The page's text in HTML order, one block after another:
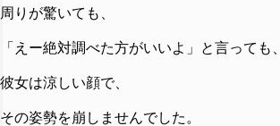
周りが驚いても、
「えー絶対調べた方がいいよ」と言っても、
彼女は涼しい顔で、
その姿勢を崩しませんでした。